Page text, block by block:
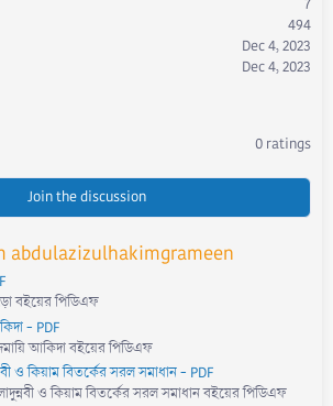
7
494
Dec 4, 2023
Dec 4, 2023
0 ratings
Join the discussion
abdulazizulhakimgrameen
বইয়ের পিডিএফ
- PDF
আকিদা বইয়ের পিডিএফ
ও কিয়াম বিতর্কের সরল সমাধান - PDF
ও কিয়াম বিতর্কের সরল সমাধান বইয়ের পিডিএফ